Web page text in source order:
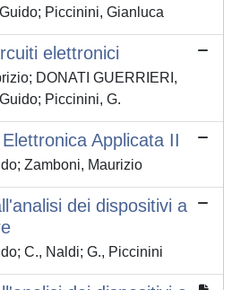
Piccinini, Gianluca
elettronici
DONATI GUERRIERI,
Piccinini, G.
Applicata II
Zamboni, Maurizio
dei dispositivi a
C., Naldi; G., Piccinini